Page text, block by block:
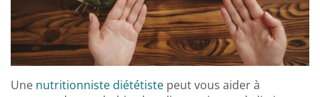
Une nutritionniste diététiste peut vous aider à